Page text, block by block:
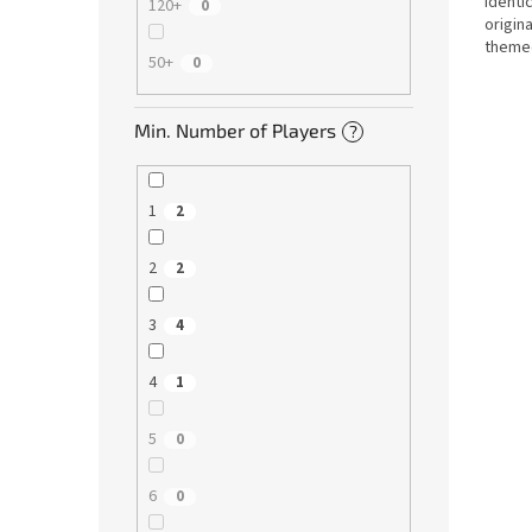
120+ 0
50+ 0
Min. Number of Players ?
1 2
2 2
3 4
4 1
5 0
6 0